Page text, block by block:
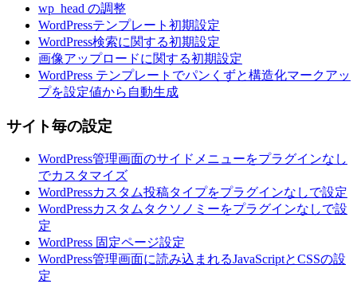
wp_head の調整
WordPressテンプレート初期設定
WordPress検索に関する初期設定
画像アップロードに関する初期設定
WordPress テンプレートでパンくずと構造化マークアッ
プを設定値から自動生成
サイト毎の設定
WordPress管理画面のサイドメニューをプラグインなし
でカスタマイズ
WordPressカスタム投稿タイプをプラグインなしで設定
WordPressカスタムタクソノミーをプラグインなしで設
定
WordPress 固定ページ設定
WordPress管理画面に読み込まれるJavaScriptとCSSの設
定